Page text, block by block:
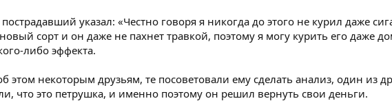
указал: «Честно говоря я никогда до этого не курил даже
сорт и он даже не пахнет травкой, поэтому я могу курить его даже
либо эффекта.
этом некоторым друзьям, те посоветовали ему сделать анализ, один из
что это петрушка, и именно поэтому он решил вернуть свои деньги.